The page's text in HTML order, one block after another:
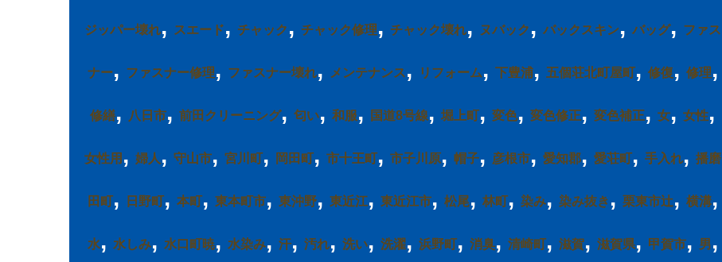
ジッパー壊れ, スエード, チャック , チャック修理, チャック壊れ, ヌバック , バックスキン, バッグ, ファス
ナー, ファスナー修理, ファスナー壊れ, メンテナンス , リフォーム, 下豊浦, 五個荘北町屋町, 修復, 修理,
修繕, 八日市,前田クリーニング,匂い,和服, 国道8号線,堀上町,変色,変色修正,変色補正,女,女性,
女性用 , 婦人 , 守山市, 宮川町, 岡田町, 市十王町, 市子川原, 帽子, 彦根市, 愛知郡, 愛荘町, 手入れ, 播磨
田町, 日野町, 本町, 東本町市, 東沖野, 東近江, 東近江市, 松尾, 林町, 染み, 染み抜き , 栗東市辻, 横溝,
水, 水しみ, 水口町暁, 水染み, 汗, 汚れ, 洗い, 洗濯, 浜野町, 消臭, 清崎町, 滋賀, 滋賀県, 甲賀市, 男,